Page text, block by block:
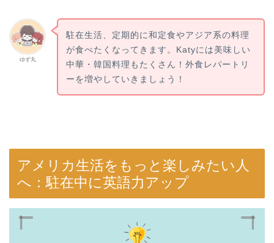
ゆず丸
駐在生活、定期的に和定食やアジア系の料理
が食べたくなってきます。Katyには美味しい
中華・韓国料理もたくさん！外食レパートリ
ーを増やしていきましょう！
アメリカ生活をもっと楽しみたい人
へ：駐在中に英語力アップ